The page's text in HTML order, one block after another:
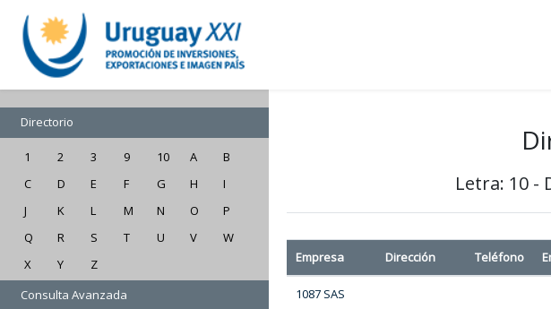
Directorio
1 2 3 9 10 A
B
C
D E F G H
I
J
K L M N O
P
Q
R S T U V
W
X
Y
Z
Consulta Avanzada
Letra: 10 -
Empresa Dirección Teléfono
1087 SAS